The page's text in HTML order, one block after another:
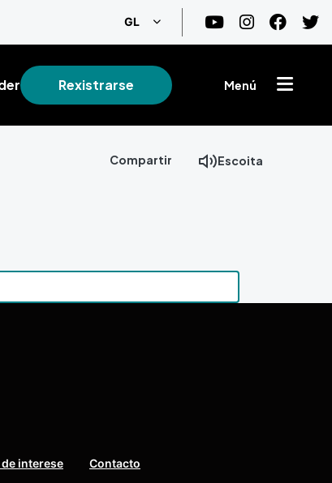
GL List additional actions
Rexistrarse Menú
Compartir Escoita
interese Contacto